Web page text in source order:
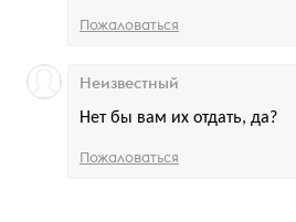
Пожаловаться
Нет бы вам их отдать, да?
Неизвестный
Пожаловаться